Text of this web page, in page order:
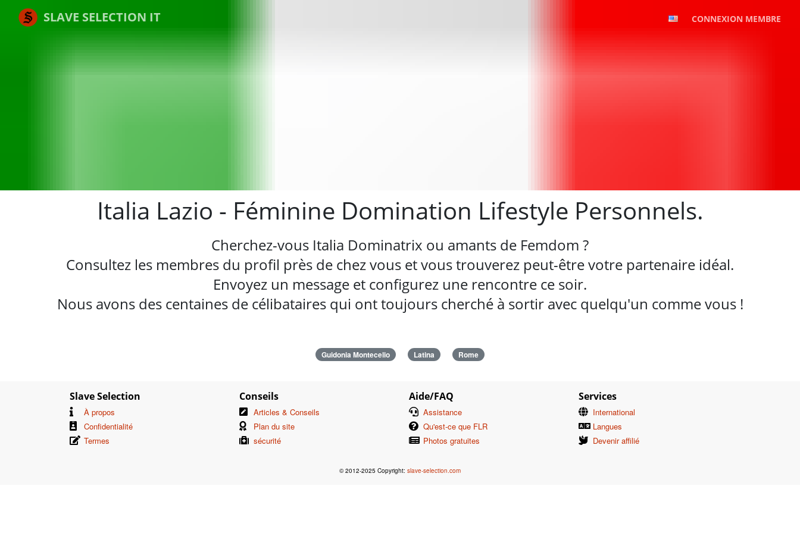
SLAVE SELECTION IT CONNEXION MEMBRE
Italia Lazio - Féminine Domination Lifestyle Personnels.
Cherchez-vous Italia Dominatrix ou amants de Femdom ?
Consultez les membres du profil près de chez vous et vous trouverez peut-être votre partenaire idéal.
Envoyez un message et configurez une rencontre ce soir.
Nous avons des centaines de célibataires qui ont toujours cherché à sortir avec quelqu'un comme vous !
Guidonia Montecelio Latina Rome
Slave Selection
À propos
Confidentialité
Termes
Conseils
Articles & Conseils
Plan du site
sécurité
Aide/FAQ
Assistance
Qu'est-ce que FLR
Photos gratuites
Services
International
Langues
Devenir affilié
© 2012-2025 Copyright: slave-selection.com